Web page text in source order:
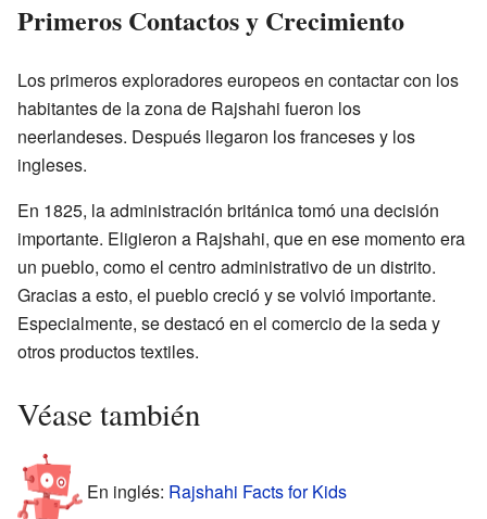
Primeros Contactos y Crecimiento
Los primeros exploradores europeos en contactar con los
habitantes de la zona de Rajshahi fueron los
neerlandeses. Después llegaron los franceses y los
ingleses.
En 1825, la administración británica tomó una decisión
importante. Eligieron a Rajshahi, que en ese momento era
un pueblo, como el centro administrativo de un distrito.
Gracias a esto, el pueblo creció y se volvió importante.
Especialmente, se destacó en el comercio de la seda y
otros productos textiles.
Véase también
En inglés: Rajshahi Facts for Kids